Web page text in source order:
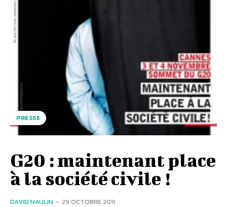
PRESSE
G20 : maintenant place
à la société civile !
DAVID NAULIN - 29 OCTOBRE 2011